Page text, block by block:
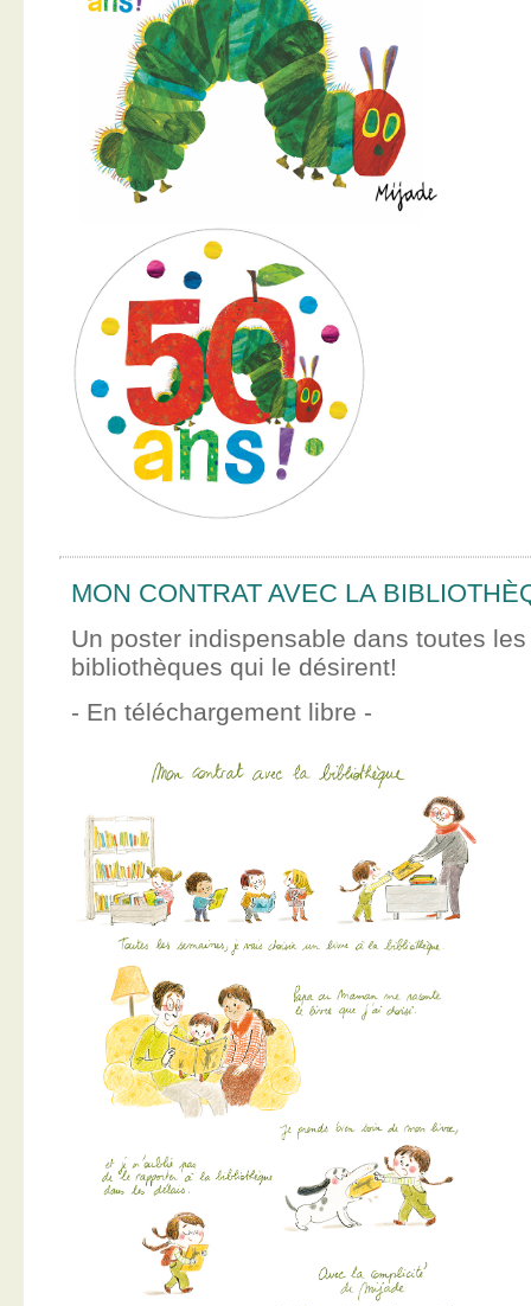
MON CONTRAT AVEC LA
Un poster indispensable dans toutes
bibliothèques qui le désirent!
- En téléchargement libre -